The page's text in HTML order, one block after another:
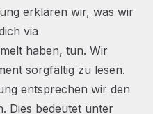
erklären wir, was wir
via
haben, tun. Wir
sorgfältig zu lesen.
entsprechen wir den
Dies bedeutet unter